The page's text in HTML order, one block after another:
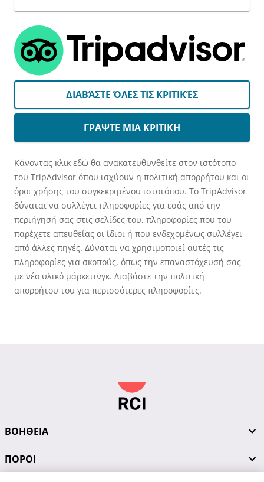
ΔΙΑΒΆΣΤΕ ΌΛΕΣ ΤΙΣ ΚΡΙΤΙΚΈΣ
ΓΡΑΨΤΕ ΜΙΑ ΚΡΙΤΙΚΗ
Κάνοντας κλικ εδώ θα ανακατευθυνθείτε στον ιστότοπο
του TripAdvisor όπου ισχύουν η πολιτική απορρήτου και οι
όροι χρήσης του συγκεκριμένου ιστοτόπου. Το TripAdvisor
δύναται να συλλέγει πληροφορίες για εσάς από την
περιήγησή σας στις σελίδες του, πληροφορίες που του
παρέχετε απευθείας οι ίδιοι ή που ενδεχομένως συλλέγει
από άλλες πηγές. Δύναται να χρησιμοποιεί αυτές τις
πληροφορίες για σκοπούς, όπως την επαναστόχευσή σας
με νέο υλικό μάρκετινγκ. Διαβάστε την πολιτική
απορρήτου του για περισσότερες πληροφορίες.
ΒΟΗΘΕΙΑ
ΠΟΡΟΙ